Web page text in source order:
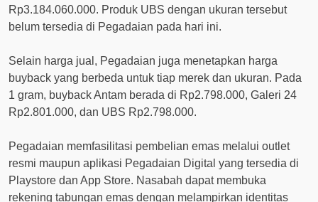
Rp3.184.060.000. Produk UBS dengan ukuran tersebut
belum tersedia di Pegadaian pada hari ini.
Selain harga jual, Pegadaian juga menetapkan harga
buyback yang berbeda untuk tiap merek dan ukuran. Pada
1 gram, buyback Antam berada di Rp2.798.000, Galeri 24
Rp2.801.000, dan UBS Rp2.798.000.
Pegadaian memfasilitasi pembelian emas melalui outlet
resmi maupun aplikasi Pegadaian Digital yang tersedia di
Playstore dan App Store. Nasabah dapat membuka
rekening tabungan emas dengan melampirkan identitas